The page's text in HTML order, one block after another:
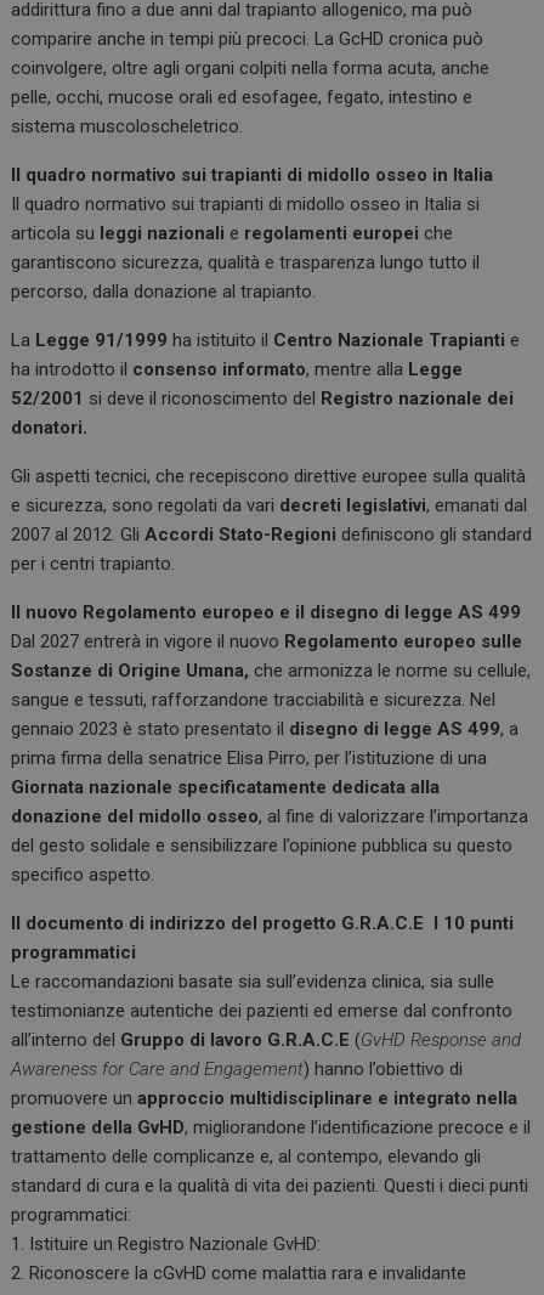
addirittura fino a due anni dal trapianto allogenico, ma può
comparire anche in tempi più precoci. La GcHD cronica può
coinvolgere, oltre agli organi colpiti nella forma acuta, anche
pelle, occhi, mucose orali ed esofagee, fegato, intestino e
sistema muscoloscheletrico.
Il quadro normativo sui trapianti di midollo osseo in Italia
Il quadro normativo sui trapianti di midollo osseo in Italia si
articola su leggi nazionali e regolamenti europei che
garantiscono sicurezza, qualità e trasparenza lungo tutto il
percorso, dalla donazione al trapianto.
La Legge 91/1999 ha istituito il Centro Nazionale Trapianti e
ha introdotto il consenso informato, mentre alla Legge
52/2001 si deve il riconoscimento del
Registro nazionale dei
donatori.
Gli aspetti tecnici, che recepiscono direttive europee sulla qualità
e sicurezza, sono regolati da vari decreti legislativi, emanati dal
2007 al 2012. GliAccordi Stato-Regioni definiscono gli standard
per i centri trapianto.
Il nuovo Regolamento europeo e il disegno di legge AS 499
Dal 2027 entrerà in vigore il nuovo Regolamento europeo sulle
Sostanze di Origine Umana, che armonizza le norme su cellule,
sangue e tessuti, rafforzandone tracciabilità e sicurezza. Nel
gennaio 2023 è stato presentato il disegno di legge AS 499, a
prima firma della senatrice Elisa Pirro, per l’istituzione di una
Giornata nazionale specificatamente dedicata alla
donazione del midollo osseo, al fine di valorizzare l’importanza
del gesto solidale e sensibilizzare l’opinione pubblica su questo
specifico aspetto.
Il documento di indirizzo del progetto G.R.A.C.E I 10 punti
programmatici
Le raccomandazioni basate sia sull’evidenza clinica, sia sulle
testimonianze autentiche dei pazienti ed emerse dal confronto
all’interno del Gruppo di lavoro G.R.A.C.E (GvHD Response and
Awareness for Care and Engagement) hanno l’obiettivo di
promuovere unapproccio multidisciplinare e integrato nella
gestione della GvHD, migliorandone l’identificazione precoce e il
trattamento delle complicanze e, al contempo, elevando gli
standard di cura e la qualità di vita dei pazienti. Questi i dieci punti
programmatici:
1. Istituire un Registro Nazionale GvHD:
2. Riconoscere la cGvHD come malattia rara e invalidante